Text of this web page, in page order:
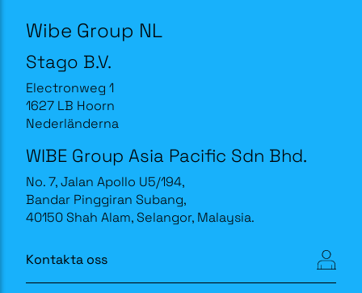
Wibe Group NL
Stago B.V.
Electronweg 1
1627 LB Hoorn
Nederländerna
WIBE Group Asia Pacific Sdn Bhd.
No. 7, Jalan Apollo U5/194,
Bandar Pinggiran Subang,
40150 Shah Alam, Selangor, Malaysia.
Kontakta oss